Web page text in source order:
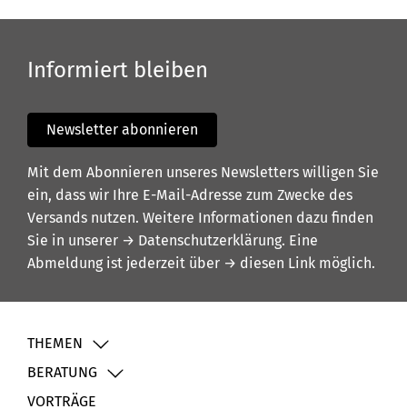
Informiert bleiben
Newsletter abonnieren
Mit dem Abonnieren unseres Newsletters willigen Sie
ein, dass wir Ihre E-Mail-Adresse zum Zwecke des
Versands nutzen. Weitere Informationen dazu finden
Sie in unserer → Datenschutzerklärung. Eine
Abmeldung ist jederzeit über → diesen Link möglich.
THEMEN
BERATUNG
VORTRÄGE